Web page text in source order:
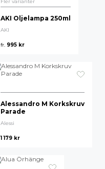
Fler varianter
AKI Oljelampa 250ml
AKI
fr. 995 kr
Alessandro M Korkskruv
Parade
Alessi
1 179 kr